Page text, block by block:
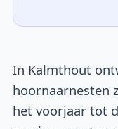
In Kalmthout
hoornaarnesten
het voorjaar tot